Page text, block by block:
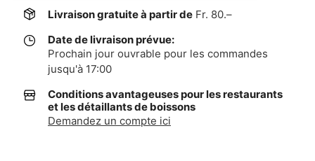
Livraison gratuite à partir de Fr. 80.–
Date de livraison prévue:
Prochain jour ouvrable pour les commandes
jusqu'à 17:00
Conditions avantageuses pour les restaurants
et les détaillants de boissons
Demandez un compte ici